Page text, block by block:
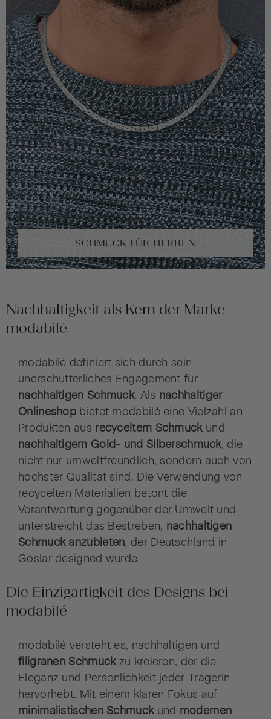
SCHMUCK FÜR HERREN
Nachhaltigkeit als Kern der Marke
modabilé
modabilé definiert sich durch sein
unerschütterliches Engagement für
nachhaltigen Schmuck. Als nachhaltiger
Onlineshop bietet modabilé eine Vielzahl an
Produkten aus recyceltem Schmuckund
nachhaltigem Gold- und Silberschmuck, die
nicht nur umweltfreundlich, sondern auch von
höchster Qualität sind. Die Verwendung von
recycelten Materialien betont die
Verantwortung gegenüber der Umwelt und
unterstreicht das Bestreben, nachhaltigen
Schmuck anzubieten, der Deutschland in
Goslar designed wurde.
Die Einzigartigkeit des Designs bei
modabilé
modabilé versteht es, nachhaltigen und
filigranen Schmuckzu kreieren, der die
Eleganz und Persönlichkeit jeder Trägerin
hervorhebt. Mit einem klaren Fokus auf
minimalistischen Schmuckund modernen